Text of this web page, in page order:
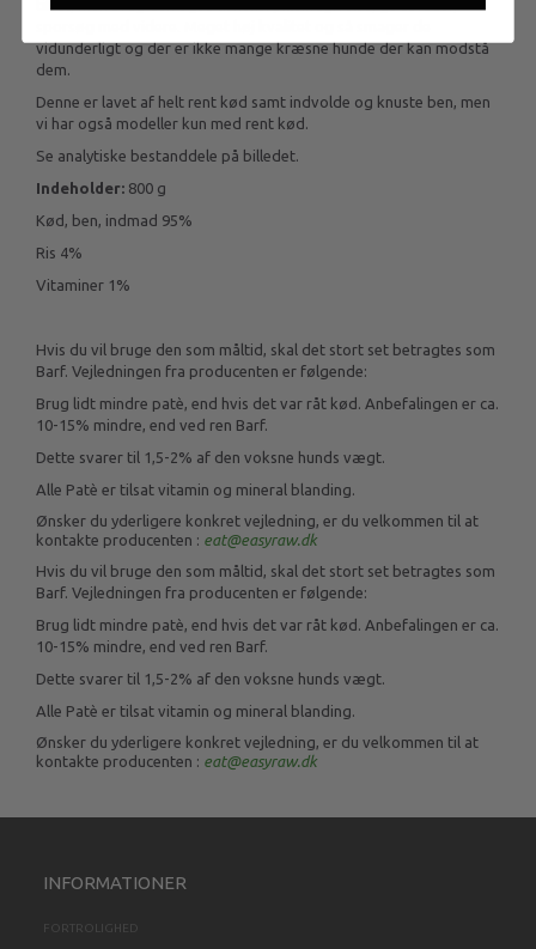
vidunderligt og der er ikke mange kræsne hunde der kan modstå
dem.
Denne er lavet af helt rent kød samt indvolde og knuste ben, men
vi har også modeller kun med rent kød.
Se analytiske bestanddele på billedet.
Indeholder: 800 g
Kød, ben, indmad 95%
Ris 4%
Vitaminer 1%
Hvis du vil bruge den som måltid, skal det stort set betragtes som
Barf. Vejledningen fra producenten er følgende:
Brug lidt mindre patè, end hvis det var råt kød. Anbefalingen er ca.
10-15% mindre, end ved ren Barf.
Dette svarer til 1,5-2% af den voksne hunds vægt.
Alle Patè er tilsat vitamin og mineral blanding.
Ønsker du yderligere konkret vejledning, er du velkommen til at
kontakte producenten : eat@easyraw.dk
Hvis du vil bruge den som måltid, skal det stort set betragtes som
Barf. Vejledningen fra producenten er følgende:
Brug lidt mindre patè, end hvis det var råt kød. Anbefalingen er ca.
10-15% mindre, end ved ren Barf.
Dette svarer til 1,5-2% af den voksne hunds vægt.
Alle Patè er tilsat vitamin og mineral blanding.
Ønsker du yderligere konkret vejledning, er du velkommen til at
kontakte producenten : eat@easyraw.dk
INFORMATIONER
FORTROLIGHED